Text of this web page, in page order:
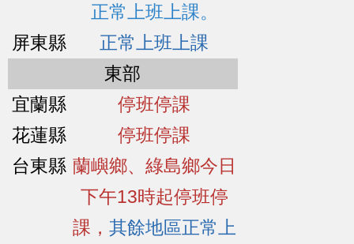
正常上班上課。
屏東縣
正常上班上課
東部
宜蘭縣
停班停課
花蓮縣
停班停課
台東縣 蘭嶼鄉、綠島鄉今日
下午13時起停班停
課， 其餘地區正常上